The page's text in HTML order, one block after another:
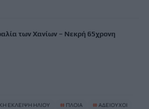
των Χανίων – Νεκρή 65χρονη
ΕΚΛΕΙΨΗ ΗΛΙΟΥ # ΠΛΟΙΑ # ΑΔΕΙΟΥΧΟΙ